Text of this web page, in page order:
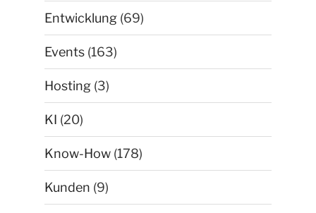
Entwicklung (69)
Events (163)
Hosting (3)
KI (20)
Know-How (178)
Kunden (9)